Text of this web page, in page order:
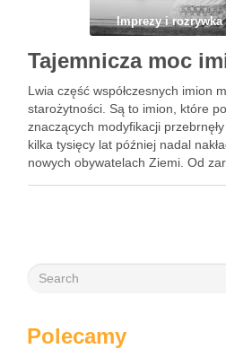
Imprezy i rozrywka
Tajemnicza moc
Lwia część współczesnych imion
starożytności. Są to imion, które
znaczących modyfikacji
kilka tysięcy lat później nadal
nowych obywatelach Ziemi. Od
Polecamy